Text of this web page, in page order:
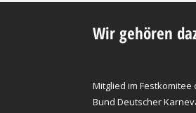
Wir gehören
Mitglied im
Bund Deutscher